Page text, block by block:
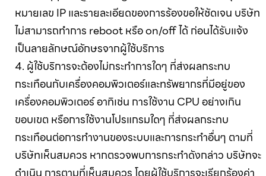
หมายเลข IP และรายละเอียดของการร้องขอให้ชัดเจน บริษัท
ไม่สามารถทำการ reboot หรือ on/off ได้ ก่อนได้รับแจ้ง
เป็นลายลักษณ์อักษรจากผู้ใช้บริการ
4. ผู้ใช้บริการจะต้องไม่กระทำการใดๆ ที่ส่งผลกระทบ
กระเทือนกับเครื่องคอมพิวเตอร์และทรัพยากรที่มีอยู่ของ
เครื่องคอมพิวเตอร์ อาทิเช่น การใช้งาน CPU อย่างเกิน
ขอบเขต หรือการใช้งานโปรแกรมใดๆ ที่ส่งผลกระทบ
กระเทือนต่อการทำงานของระบบและการกระทำอื่นๆ ตามที่
บริษัทเห็นสมควร หากตรวจพบการกระทำดังกล่าว บริษัทจะ